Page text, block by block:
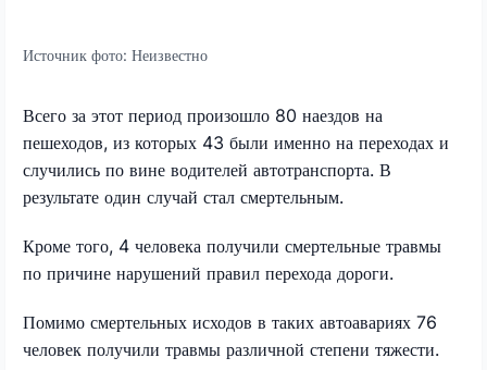
Источник фото: Неизвестно
Всего за этот период произошло 80 наездов на
пешеходов, из которых 43 были именно на переходах и
случились по вине водителей автотранспорта. В
результате один случай стал смертельным.
Кроме того, 4 человека получили смертельные травмы
по причине нарушений правил перехода дороги.
Помимо смертельных исходов в таких автоавариях 76
человек получили травмы различной степени тяжести.